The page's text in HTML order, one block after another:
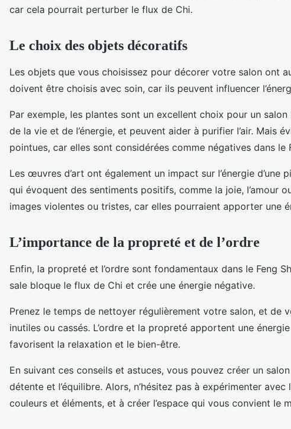
car cela pourrait perturber le flux de Chi.
Le choix des objets décoratifs
Les objets que vous choisissez pour décorer votre salon ont
doivent être choisis avec soin, car ils peuvent influencer
Par exemple, les plantes sont un excellent choix pour un salon
de la vie et de l’énergie, et peuvent aider à purifier l’air. Mais
pointues, car elles sont considérées comme négatives dans le
Les œuvres d’art ont également un impact sur l’énergie d’une
qui évoquent des sentiments positifs, comme la joie, l’amour
images violentes ou tristes, car elles pourraient apporter une
L’importance de la propreté et de l’ordre
Enfin, la propreté et l’ordre sont fondamentaux dans le Feng
sale bloque le flux de Chi et crée une énergie négative.
Prenez le temps de nettoyer régulièrement votre salon, et de
inutiles ou cassés. L’ordre et la propreté apportent une
favorisent la relaxation et le bien-être.
En suivant ces conseils et astuces, vous pouvez créer un
détente et l’équilibre. Alors, n’hésitez pas à expérimenter
couleurs et éléments, et à créer l’espace qui vous convient le